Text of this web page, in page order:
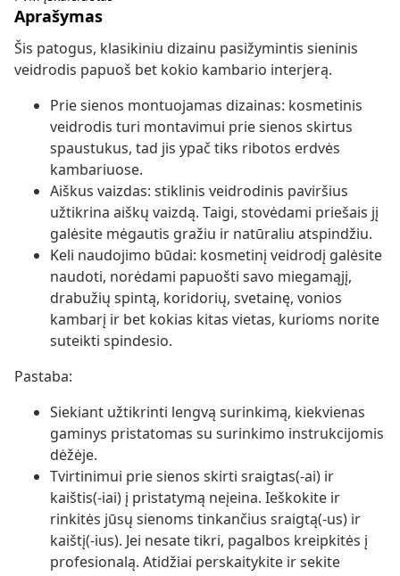
Aprašymas
Šis patogus, klasikiniu dizainu pasižymintis sieninis
veidrodis papuoš bet kokio kambario interjerą.
Prie sienos montuojamas dizainas: kosmetinis
veidrodis turi montavimui prie sienos skirtus
spaustukus, tad jis ypač tiks ribotos erdvės
kambariuose.
Aiškus vaizdas: stiklinis veidrodinis paviršius
užtikrina aiškų vaizdą. Taigi, stovėdami priešais jį
galėsite mėgautis gražiu ir natūraliu atspindžiu.
Keli naudojimo būdai: kosmetinį veidrodį galėsite
naudoti, norėdami papuošti savo miegamąjį,
drabužių spintą, koridorių, svetainę, vonios
kambarį ir bet kokias kitas vietas, kurioms norite
suteikti spindesio.
Pastaba:
Siekiant užtikrinti lengvą surinkimą, kiekvienas
gaminys pristatomas su surinkimo instrukcijomis
dėžėje.
Tvirtinimui prie sienos skirti sraigtas(-ai) ir
kaištis(-iai) į pristatymą neįeina. Ieškokite ir
rinkitės jūsų sienoms tinkančius sraigtą(-us) ir
kaištį(-ius). Jei nesate tikri, pagalbos kreipkitės į
profesionalą. Atidžiai perskaitykite ir sekite